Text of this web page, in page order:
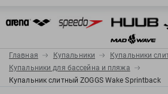
Aqua Sphere
AquaFeel
Aqurun
Рижская
Войковская/Балтийская, ТЦ
Славянский бульвар, ТЦ «Океания»
Сенная пл./Садовая , ТЦ «ПИК»
Обводный канал, ТРК «Лиговъ»
Краснодар
ул. им. Володи Головатого, д. 311
ТЦ «Галерея», 2 этаж
С 10.00 до 22.00
Телефон магазина: 8 (861) 204-20-01
Главная Купальники
Купальники
Купальники для бассейна и пляжа
Купальник слитный ZOGGS Wake Sprintback